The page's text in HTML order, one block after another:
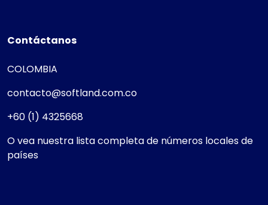
Contáctanos
COLOMBIA
contacto@softland.com.co
+60 (1) 4325668
O vea nuestra lista completa de números locales de
países